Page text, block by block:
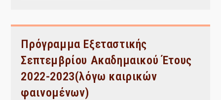
2023-
Πρόγραμμα Εξεταστικής
Σεπτεμβρίου Ακαδημαικού Έτους
2022-2023(λόγω καιρικών
φαινομένων)